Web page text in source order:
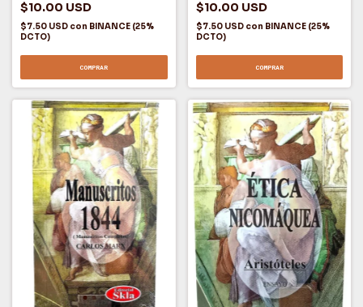
$10.00 USD
$7.50 USD con BINANCE (25%
DCTO)
COMPRAR
$10.00 USD
$7.50 USD con BINANCE (25%
DCTO)
COMPRAR